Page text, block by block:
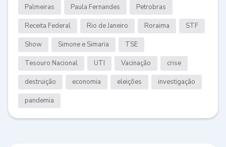
Palmeiras Paula Fernandes Petrobras
Receita Federal Rio de Janeiro Roraima STF
Show Simone e Simaria TSE
Tesouro Nacional UTI Vacinação crise
destruição economia eleições investigação
pandemia